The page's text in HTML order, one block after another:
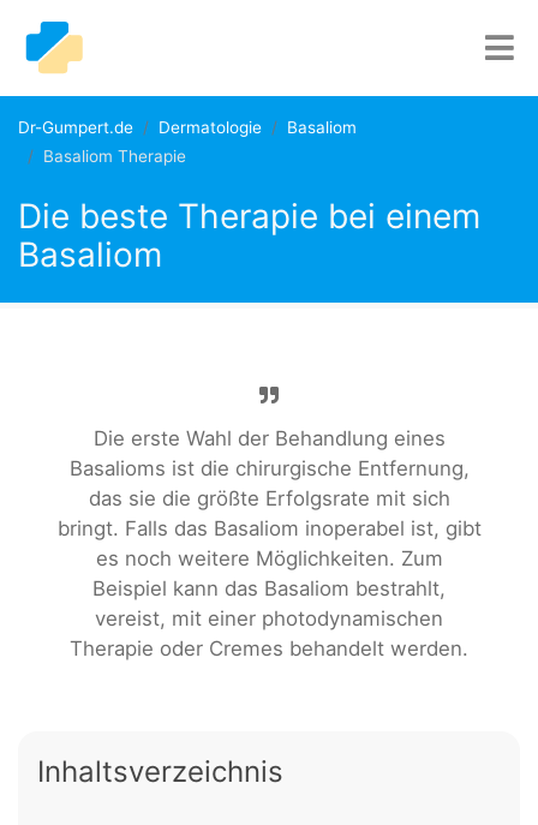
Dr-Gumpert.de Dermatologie
Basaliom
Basaliom Therapie
Die beste Therapie bei einem
Basaliom
Die erste Wahl der Behandlung eines
Basalioms ist die chirurgische Entfernung,
das sie die größte Erfolgsrate mit sich
bringt. Falls das Basaliom inoperabel ist, gibt
es noch weitere Möglichkeiten. Zum
Beispiel kann das Basaliom bestrahlt,
vereist, mit einer photodynamischen
Therapie oder Cremes behandelt werden.
Inhaltsverzeichnis